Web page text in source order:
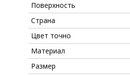
Поверхность
Страна
Цвет точно
Материал
Размер